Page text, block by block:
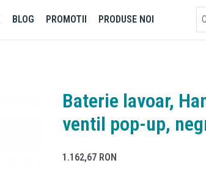
BLOG PROMOTII PRODUSE NOI
Baterie lavoar,
ventil pop-up,
1.162,67 RON